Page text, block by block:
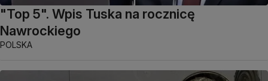
"Top 5". Wpis Tuska na rocznicę
Nawrockiego
POLSKA